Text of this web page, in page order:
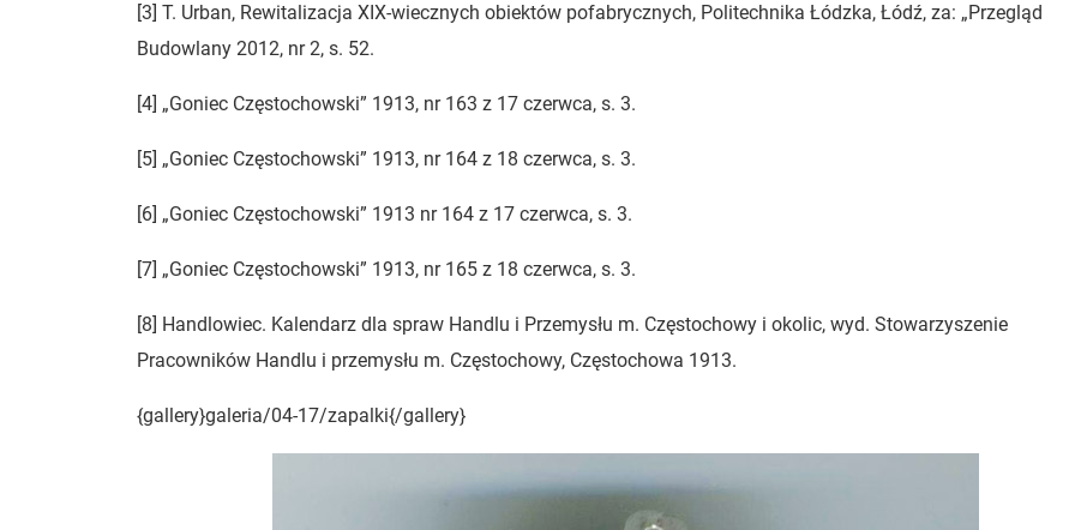
[3] T. Urban, Rewitalizacja XIX-wiecznych obiektów pofabrycznych, Politechnika Łódzka, Łódź, za: „Przegląd
Budowlany 2012, nr 2, s. 52.
[4] „Goniec Częstochowski” 1913, nr 163 z 17 czerwca, s. 3.
[5] „Goniec Częstochowski” 1913, nr 164 z 18 czerwca, s. 3.
[6] „Goniec Częstochowski” 1913 nr 164 z 17 czerwca, s. 3.
[7] „Goniec Częstochowski” 1913, nr 165 z 18 czerwca, s. 3.
[8] Handlowiec. Kalendarz dla spraw Handlu i Przemysłu m. Częstochowy i okolic, wyd. Stowarzyszenie
Pracowników Handlu i przemysłu m. Częstochowy, Częstochowa 1913.
{gallery}galeria/04-17/zapalki{/gallery}